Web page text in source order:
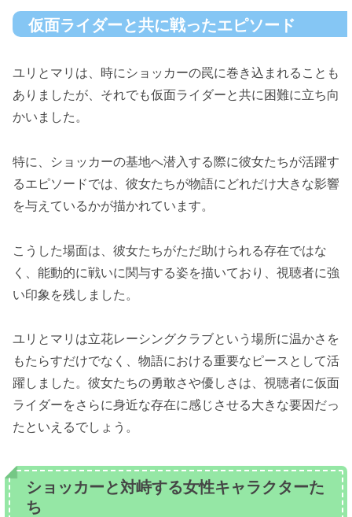
仮面ライダーと共に戦ったエピソード
ユリとマリは、時にショッカーの罠に巻き込まれることも
ありましたが、それでも仮面ライダーと共に困難に立ち向
かいました。
特に、ショッカーの基地へ潜入する際に彼女たちが活躍す
るエピソードでは、彼女たちが物語にどれだけ大きな影響
を与えているかが描かれています。
こうした場面は、彼女たちがただ助けられる存在ではな
く、能動的に戦いに関与する姿を描いており、視聴者に強
い印象を残しました。
ユリとマリは立花レーシングクラブという場所に温かさを
もたらすだけでなく、物語における重要なピースとして活
躍しました。彼女たちの勇敢さや優しさは、視聴者に仮面
ライダーをさらに身近な存在に感じさせる大きな要因だっ
たといえるでしょう。
ショッカーと対峙する女性キャラクターた
ち